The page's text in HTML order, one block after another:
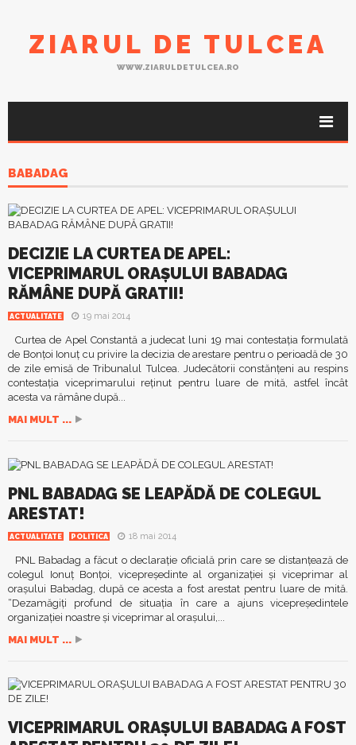
ZIARUL DE TULCEA
WWW.ZIARULDETULCEA.RO
BABADAG
DECIZIE LA CURTEA DE APEL:
VICEPRIMARUL ORAŞULUI BABADAG
RĂMÂNE DUPĂ GRATII!
ACTUALITATE 19 mai 2014
Curtea de Apel Constantă a judecat luni 19 mai contestaţia formulată
de Bonţoi Ionuţ cu privire la decizia de arestare pentru o perioadă de 30
de zile emisă de Tribunalul Tulcea. Judecătorii constănţeni au respins
contestaţia viceprimarului reţinut pentru luare de mită, astfel încât
acesta va rămâne după...
MAI MULT ...
PNL BABADAG SE LEAPĂDĂ DE COLEGUL
ARESTAT!
ACTUALITATE POLITICA 18 mai 2014
PNL Babadag a făcut o declaraţie oficială prin care se distanţează de
colegul Ionuţ Bonţoi, vicepreşedinte al organizaţiei şi viceprimar al
oraşului Babadag, după ce acesta a fost arestat pentru luare de mită.
“Dezamăgiţi profund de situaţia în care a ajuns vicepreşedintele
organizaţiei noastre şi viceprimar al oraşului,...
MAI MULT ...
VICEPRIMARUL ORAŞULUI BABADAG A FOST